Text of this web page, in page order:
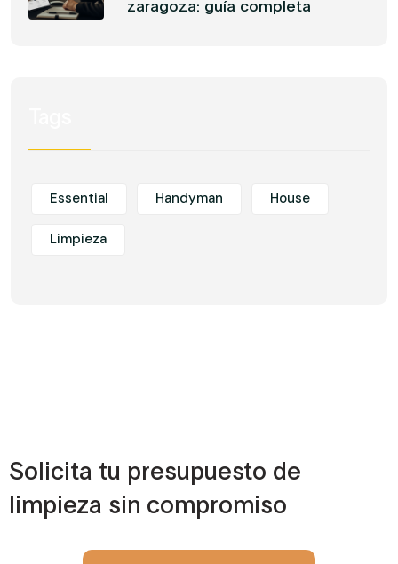
zaragoza: guía completa
Essential Handyman House
Limpieza
Solicita tu presupuesto de
limpieza sin compromiso